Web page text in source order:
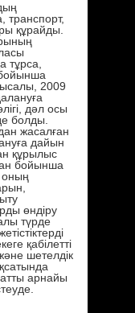
транспорт,
құрайды.
тұрса,
2009
дәл осы
болды.
жасалған
дайын
құрылыс
бойынша
өндіру
түрде
қабілетті
шетелдік
арнайы